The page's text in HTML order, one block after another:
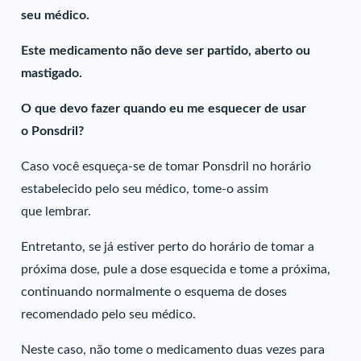
seu médico.
Este medicamento não deve ser partido, aberto ou
mastigado.
O que devo fazer quando eu me esquecer de usar
o Ponsdril?
Caso você esqueça-se de tomar Ponsdril no horário
estabelecido pelo seu médico, tome-o assim
que lembrar.
Entretanto, se já estiver perto do horário de tomar a
próxima dose, pule a dose esquecida e tome a próxima,
continuando normalmente o esquema de doses
recomendado pelo seu médico.
Neste caso, não tome o medicamento duas vezes para